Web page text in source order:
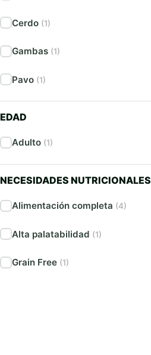
Cerdo (1)
Gambas (1)
Pavo (1)
EDAD
Adulto (1)
NECESIDADES NUTRICIONALES
Alimentación completa (4)
Alta palatabilidad (1)
Grain Free (1)